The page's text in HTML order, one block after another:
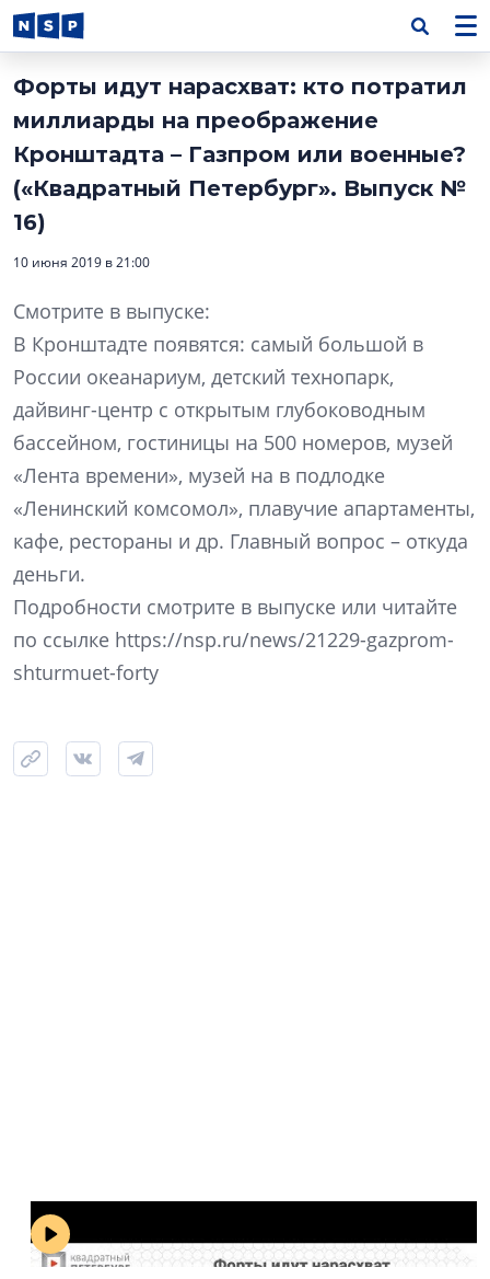
Форты идут нарасхват: кто потратил
миллиарды на преображение
Кронштадта – Газпром или военные?
(«Квадратный Петербург». Выпуск №
16)
10 июня 2019 в 21:00
Смотрите в выпуске:
В Кронштадте появятся: самый большой в
России океанариум, детский технопарк,
дайвинг-центр с открытым глубоководным
бассейном, гостиницы на 500 номеров, музей
«Лента времени», музей на в подлодке
«Ленинский комсомол», плавучие апартаменты,
кафе, рестораны и др. Главный вопрос – откуда
деньги.
Подробности смотрите в выпуске или читайте
по ссылке https://nsp.ru/news/21229-gazprom-
shturmuet-forty